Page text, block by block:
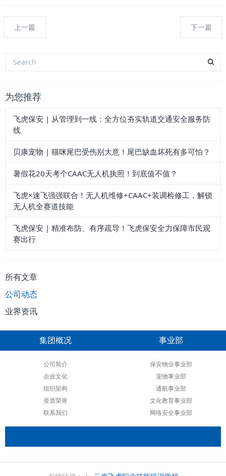
上一篇 下一篇
为您推荐
飞虎保安 | 从管理到一线：全方位夯实轨道交通安全服务防
线
贝康宠物 | 猫咪尾巴受伤别大意！尾巴缺血坏死有多可怕？
暑假花20天考个CAAC无人机执照！到底值不值？
飞虎×速飞强强联合！无人机维修+CAAC+装调检修工，解锁
无人机全赛道技能
飞虎保安 | 精准布防、有序疏导！飞虎保安全力保障市民观
赛出行
所有文章
公司动态
业界资讯
集团概况
公司简介
企业文化
组织架构
资质荣誉
联系我们
事业部
保安物业事业部
宠物事业部
通航事业部
文化教育事业部
网络安全事业部